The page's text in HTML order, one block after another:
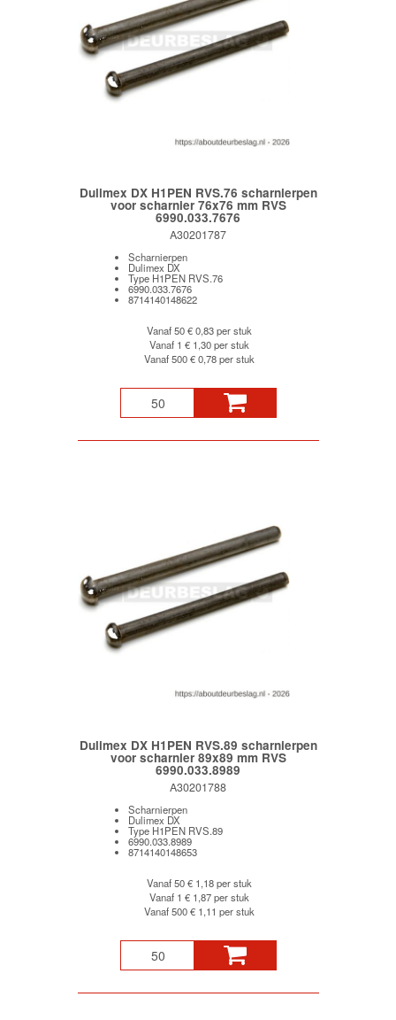
Dulimex DX H1PEN RVS.76 scharnierpen
voor scharnier 76x76 mm RVS
6990.033.7676
A30201787
Scharnierpen
Dulimex DX
Type H1PEN RVS.76
6990.033.7676
8714140148622
Vanaf 50€ 0,83 per stuk
Vanaf 1 € 1,30 per stuk
Vanaf 500€ 0,78 per stuk
Dulimex DX H1PEN RVS.89 scharnierpen
voor scharnier 89x89 mm RVS
6990.033.8989
A30201788
Scharnierpen
Dulimex DX
Type H1PEN RVS.89
6990.033.8989
8714140148653
Vanaf 50€ 1,18 per stuk
Vanaf 1 € 1,87 per stuk
Vanaf 500€ 1,11 per stuk